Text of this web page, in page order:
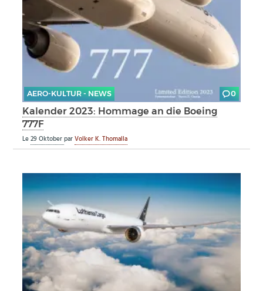
AERO-KULTUR - NEWS 0
Kalender 2023: Hommage an die Boeing
777F
Le29 OktoberparVolker K. Thomalla